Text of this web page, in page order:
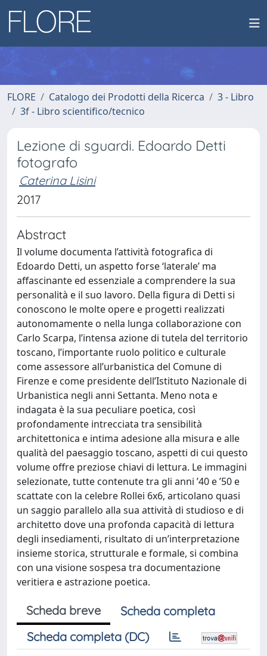
FLORE Catalogo dei Prodotti della Ricerca
3 - Libro
3f - Libro scientifico/tecnico
Lezione di sguardi. Edoardo Detti
fotografo
Caterina Lisini
2017
Abstract
Il volume documenta l’attività fotografica di
Edoardo Detti, un aspetto forse ‘laterale’ ma
affascinante ed essenziale a comprendere la sua
personalità e il suo lavoro. Della figura di Detti si
conoscono le molte opere e progetti realizzati
autonomamente o nella lunga collaborazione con
Carlo Scarpa, l’intensa azione di tutela del territorio
toscano, l’importante ruolo politico e culturale
come assessore all’urbanistica del Comune di
Firenze e come presidente dell’Istituto Nazionale di
Urbanistica negli anni Settanta. Meno nota e
indagata è la sua peculiare poetica, così
profondamente intrecciata tra sensibilità
architettonica e intima adesione alla misura e alle
qualità del paesaggio toscano, aspetti di cui questo
volume offre preziose chiavi di lettura. Le immagini
selezionate, tutte contenute tra gli anni ’40 e ’50 e
scattate con la celebre Rollei 6x6, articolano quasi
un saggio parallelo alla sua attività di studioso e di
architetto dove una profonda capacità di lettura
degli insediamenti, risultato di un’interpretazione
insieme storica, strutturale e formale, si combina
con una visione sospesa tra documentazione
veritiera e astrazione poetica.
Scheda breve
Scheda completa
Scheda completa (DC)